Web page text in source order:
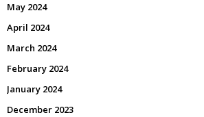
May 2024
April 2024
March 2024
February 2024
January 2024
December 2023